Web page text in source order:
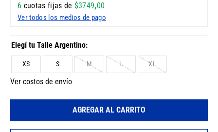
6 cuotas fijas de $3749,00
Ver todos los medios de pago
S M L XL
XS
Ver costos de envío
AGREGAR AL CARRITO